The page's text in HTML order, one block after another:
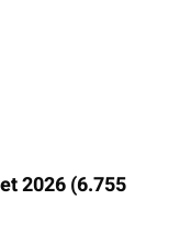
2026 (6.755